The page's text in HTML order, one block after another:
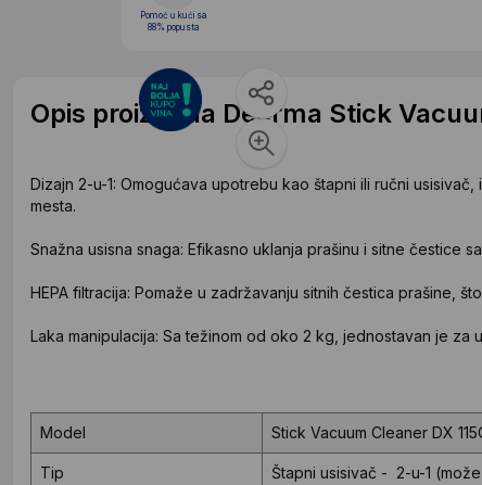
Pomoć u kući sa
88% popusta
Opis proizvoda Deerma Stick
Dizajn 2-u-1: Omogućava upotrebu kao štapni ili ručni
mesta.
Snažna usisna snaga: Efikasno uklanja prašinu i sitne čestice
HEPA filtracija: Pomaže u zadržavanju sitnih čestica prašine,
Laka manipulacija: Sa težinom od oko 2 kg, jednostavan je za
Model Stick Vacuum Cleaner DX
Tip Štapni usisivač - 2-u-1